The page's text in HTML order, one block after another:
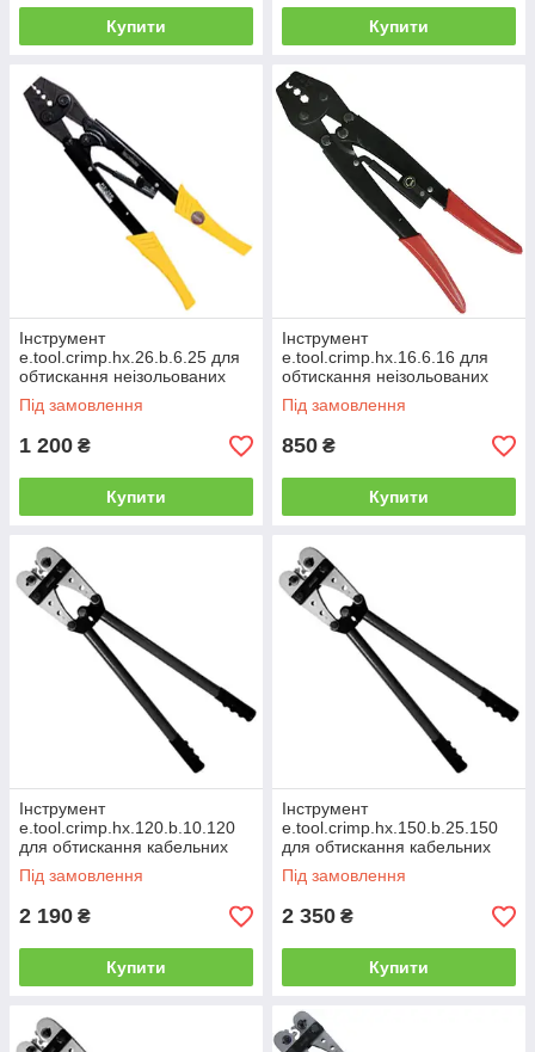
Купити Купити
Інструмент
e.tool.crimp.hx.26.b.6.25 для
обтискання неізольованих
наконечників 6-25 кв.мм
Під замовлення
1 200 ₴
Купити
Інструмент
e.tool.crimp.hx.16.6.16 для
обтискання неізольованих
наконечників 6-16 кв.мм
Під замовлення
850 ₴
Купити
Інструмент
e.tool.crimp.hx.120.b.10.120
для обтискання кабельних
наконечників 10-120 кв.мм
Під замовлення
2 190 ₴
Купити
Інструмент
e.tool.crimp.hx.150.b.25.150
для обтискання кабельних
наконечників 25-150 кв.мм
Під замовлення
2 350 ₴
Купити